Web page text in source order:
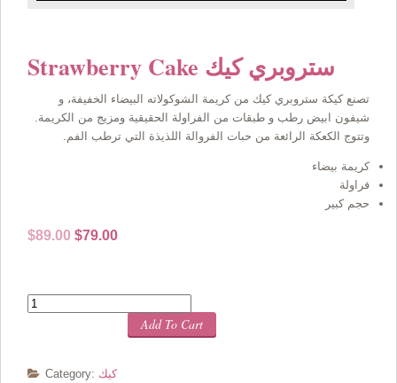
Strawberry Cake ستروبري كيك
تصنع كيكة ستروبري كيك من كريمة الشوكولاته البيضاء الخفيفة، و
شيفون ابيض رطب و طبقات من الفراولة الحقيقية ومزيج من الكريمة.
وتتوج الكعكة الرائعة من حبات الفروالة اللذيذة التي ترطب الفم.
كريمة بيضاء
فراولة
حجم كبير
$89.00 Original
$79.00Current
Quantity
Add To Cart
Category: كيك